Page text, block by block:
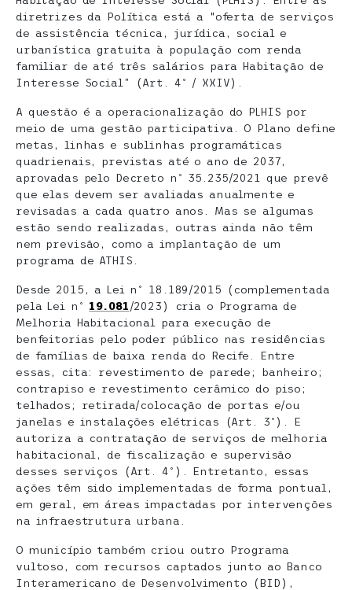
diretrizes da Política está a “oferta de serviços
de assistência técnica, jurídica, social e
urbanística gratuita à população com renda
familiar de até três salários para Habitação de
Interesse Social” (Art. 4º / XXIV).
A questão é a operacionalização do PLHIS por
meio de uma gestão participativa. O Plano define
metas, linhas e sublinhas programáticas
quadrienais, previstas até o ano de 2037,
aprovadas pelo Decreto nº 35.235/2021 que prevê
que elas devem ser avaliadas anualmente e
revisadas a cada quatro anos. Mas se algumas
estão sendo realizadas, outras ainda não têm
nem previsão, como a implantação de um
programa de ATHIS.
Desde 2015, a Lei nº 18.189/2015 (complementada
pela Lei nº 19.081/2023) cria o Programa de
Melhoria Habitacional para execução de
benfeitorias pelo poder público nas residências
de famílias de baixa renda do Recife. Entre
essas, cita: revestimento de parede; banheiro;
contrapiso e revestimento cerâmico do piso;
telhados; retirada/colocação de portas e/ou
janelas e instalações elétricas (Art. 3º). E
autoriza a contratação de serviços de melhoria
habitacional, de fiscalização e supervisão
desses serviços (Art. 4º). Entretanto, essas
ações têm sido implementadas de forma pontual,
em geral, em áreas impactadas por intervenções
na infraestrutura urbana.
O município também criou outro Programa
vultoso, com recursos captados junto ao Banco
Interamericano de Desenvolvimento (BID),